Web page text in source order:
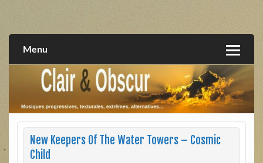
extrêmes, alternatives, texturales
Menu
New Keepers Of The Water Towers – Cosmic
Child